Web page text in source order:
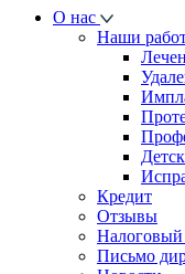
О нас
Наши
Кредит
Отзывы
Налоговый
Письмо